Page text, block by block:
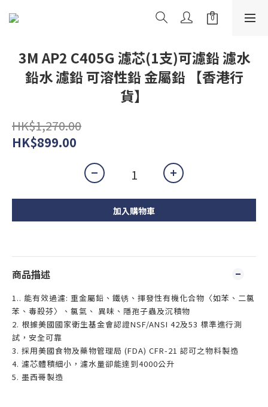
3M AP2 C405G 濾芯(1支)可濾鉛 濾水
鉛水 濾鉛 可溶性鉛 金屬鉛 【香港行
貨】
HK$1,270.00
HK$899.00
加入購物車
商品描述
1.. 能有效過濾: 重金屬鉛、鐵锈、揮發性有機化合物〈如苯、二氯
苯、毒殺芬〉、氯氣、 異味、隱孢子蟲及沉積物
2. 根據美國國家衛生基金會認證NSF/ANSI 42及53 標準進行測
試，安全可靠
3. 採用美國食物及藥物管理局 (FDA) CFR-21 認可之物料製造
4. 濾芯體積細小，濾水量卻能達到4000公升
5. 墨西哥製造